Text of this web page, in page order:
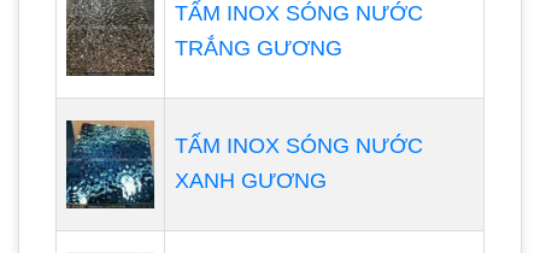
TẤM INOX SÓNG NƯỚC
TRẮNG GƯƠNG
TẤM INOX SÓNG NƯỚC
XANH GƯƠNG